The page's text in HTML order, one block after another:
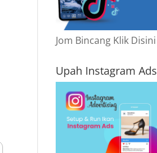
Jom Bincang Klik Disini
Upah Instagram Ads